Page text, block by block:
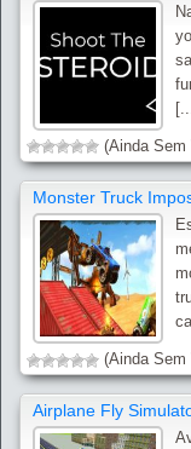
(Ainda Sem
Monster Truck
(Ainda Sem
Airplane Fly